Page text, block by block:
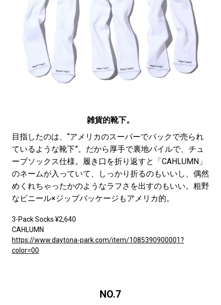
雑貨的靴下。
目指したのは、“アメリカのスーパーでパックで売られ
ているような靴下”。だから厚手で裏地パイルで、チュ
ーブソックス仕様。履き口を折り返すと「CAHLUMN」
のネームが入っていて、しっかり折るのもいいし、偶然
めくれちゃったかのようなラフさを出すのもいい。粗野
なビニール×ジップパッケージもアメリカ的。
3-Pack Socks ¥2,640
CAHLUMN
https://www.daytona-park.com/item/1085390900001?
color=00
NO.7